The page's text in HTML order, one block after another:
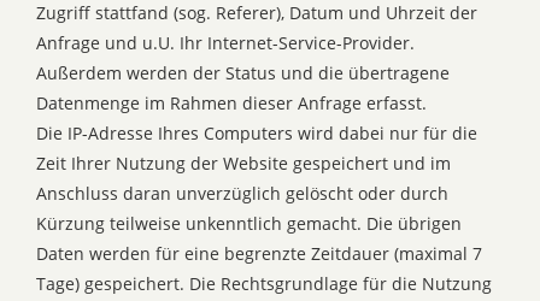
Zugriff stattfand (sog. Referer), Datum und Uhrzeit der
Anfrage und u.U. Ihr Internet-Service-Provider.
Außerdem werden der Status und die übertragene
Datenmenge im Rahmen dieser Anfrage erfasst.
Die IP-Adresse Ihres Computers wird dabei nur für die
Zeit Ihrer Nutzung der Website gespeichert und im
Anschluss daran unverzüglich gelöscht oder durch
Kürzung teilweise unkenntlich gemacht. Die übrigen
Daten werden für eine begrenzte Zeitdauer (maximal 7
Tage) gespeichert. Die Rechtsgrundlage für die Nutzung